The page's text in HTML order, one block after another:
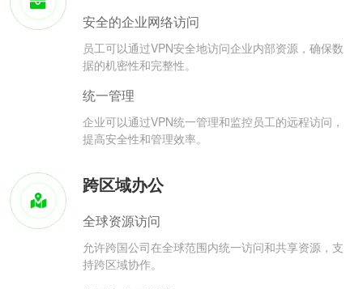
安全的企业网络访问
员工可以通过VPN安全地访问企业内部资源，确保数
据的机密性和完整性。
统一管理
企业可以通过VPN统一管理和监控员工的远程访问，
提高安全性和管理效率。
跨区域办公
全球资源访问
允许跨国公司在全球范围内统一访问和共享资源，支
持跨区域协作。